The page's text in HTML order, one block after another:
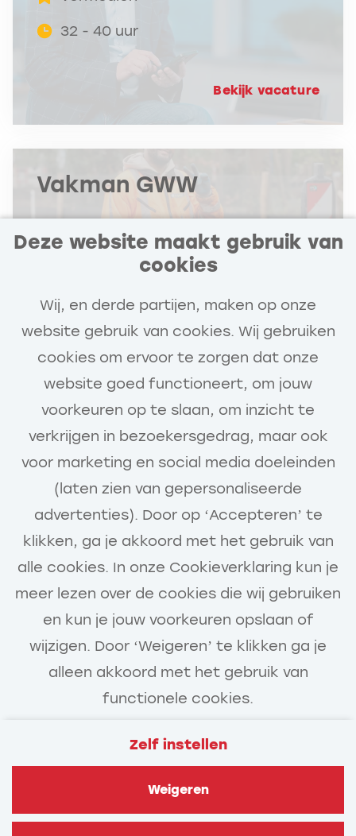
Deze website maakt gebruik van
cookies
Wij, en derde partijen, maken op onze
website gebruik van cookies. Wij gebruiken
cookies om ervoor te zorgen dat onze
website goed functioneert, om jouw
voorkeuren op te slaan, om inzicht te
verkrijgen in bezoekersgedrag, maar ook
voor marketing en social media doeleinden
(laten zien van gepersonaliseerde
advertenties). Door op ‘Accepteren’ te
klikken, ga je akkoord met het gebruik van
alle cookies. In onze Cookieverklaring kun je
meer lezen over de cookies die wij gebruiken
en kun je jouw voorkeuren opslaan of
wijzigen. Door ‘Weigeren’ te klikken ga je
alleen akkoord met het gebruik van
functionele cookies.
Zelf instellen
Weigeren
32 - 40 uur
Bekijk vacature
Vakman GWW
€3.500 - €4.300
Aannemingsmaatschappij Van
Gelder
40 uur
Bekijk vacature
Veelgestelde vragen
Privacy